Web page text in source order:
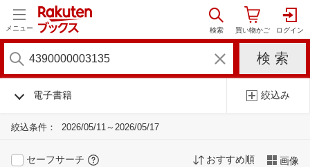
メニュー
電子書籍 絞込み
絞込条件： 2026/05/11～2026/05/17
セーフサーチ おすすめ順 画像